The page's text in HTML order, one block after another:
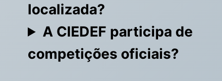
localizada?
A CIEDEF participa de
competições oficiais?